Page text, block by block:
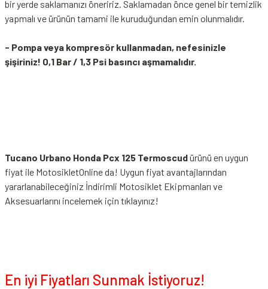
bir yerde saklamanızı öneririz. Saklamadan önce genel bir temizlik
yapmalı ve ürünün tamami ile kuruduğundan emin olunmalıdır.
- Pompa veya kompresör kullanmadan, nefesinizle
şişiriniz! 0,1 Bar / 1,3 Psi basıncı aşmamalıdır.
Tucano Urbano Honda Pcx 125 Termoscudürünü en uygun
fiyat ile MotosikletOnline da! Uygun fiyat avantajlarından
yararlanabileceğiniz İndirimli Motosiklet Ekipmanları ve
Aksesuarlarını incelemek için tıklayınız!
En iyi Fiyatları Sunmak İstiyoruz!